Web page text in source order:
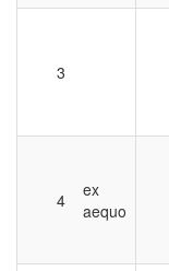
3
4
ex
aequo